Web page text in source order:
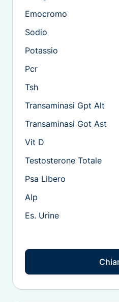
Emocromo
Sodio
Potassio
Pcr
Tsh
Transaminasi Gpt Alt
Transaminasi Got Ast
Vit D
Testosterone Totale
Psa Libero
Alp
Es. Urine